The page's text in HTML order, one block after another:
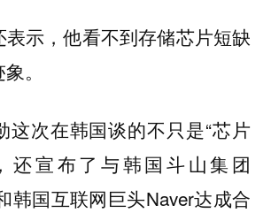
示，他看不到存储芯片短缺
。
这次在韩国谈的不只是“芯片
还宣布了与韩国斗山集团
韩国互联网巨头Naver达成合